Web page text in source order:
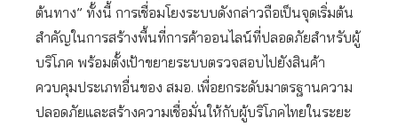
ต้นทาง” ทั้งนี้ การเชื่อมโยงระบบดังกล่าวถือเป็นจุดเริ่มต้น
สำคัญในการสร้างพื้นที่การค้าออนไลน์ที่ปลอดภัยสำหรับผู้
บริโภค พร้อมตั้งเป้าขยายระบบตรวจสอบไปยังสินค้า
ควบคุมประเภทอื่นของ สมอ. เพื่อยกระดับมาตรฐานความ
ปลอดภัยและสร้างความเชื่อมั่นให้กับผู้บริโภคไทยในระยะ